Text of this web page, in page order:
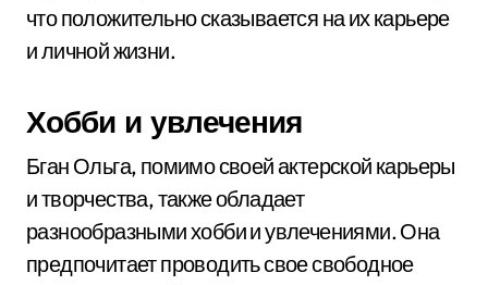
что положительно сказывается на их карьере
и личной жизни.
Хобби и увлечения
Бган Ольга, помимо своей актерской карьеры
и творчества, также обладает
разнообразными хобби и увлечениями. Она
предпочитает проводить свое свободное